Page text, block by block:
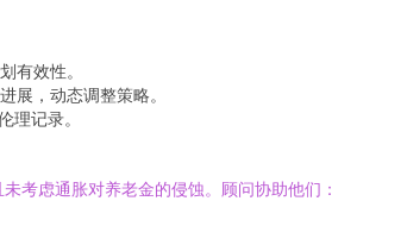
有效性。
展，动态调整策略。
理记录。
考虑通胀对养老金的侵蚀。顾问协助他们：